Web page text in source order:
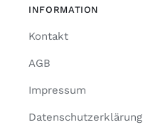
INFORMATION
Kontakt
AGB
Impressum
Datenschutzerklärung